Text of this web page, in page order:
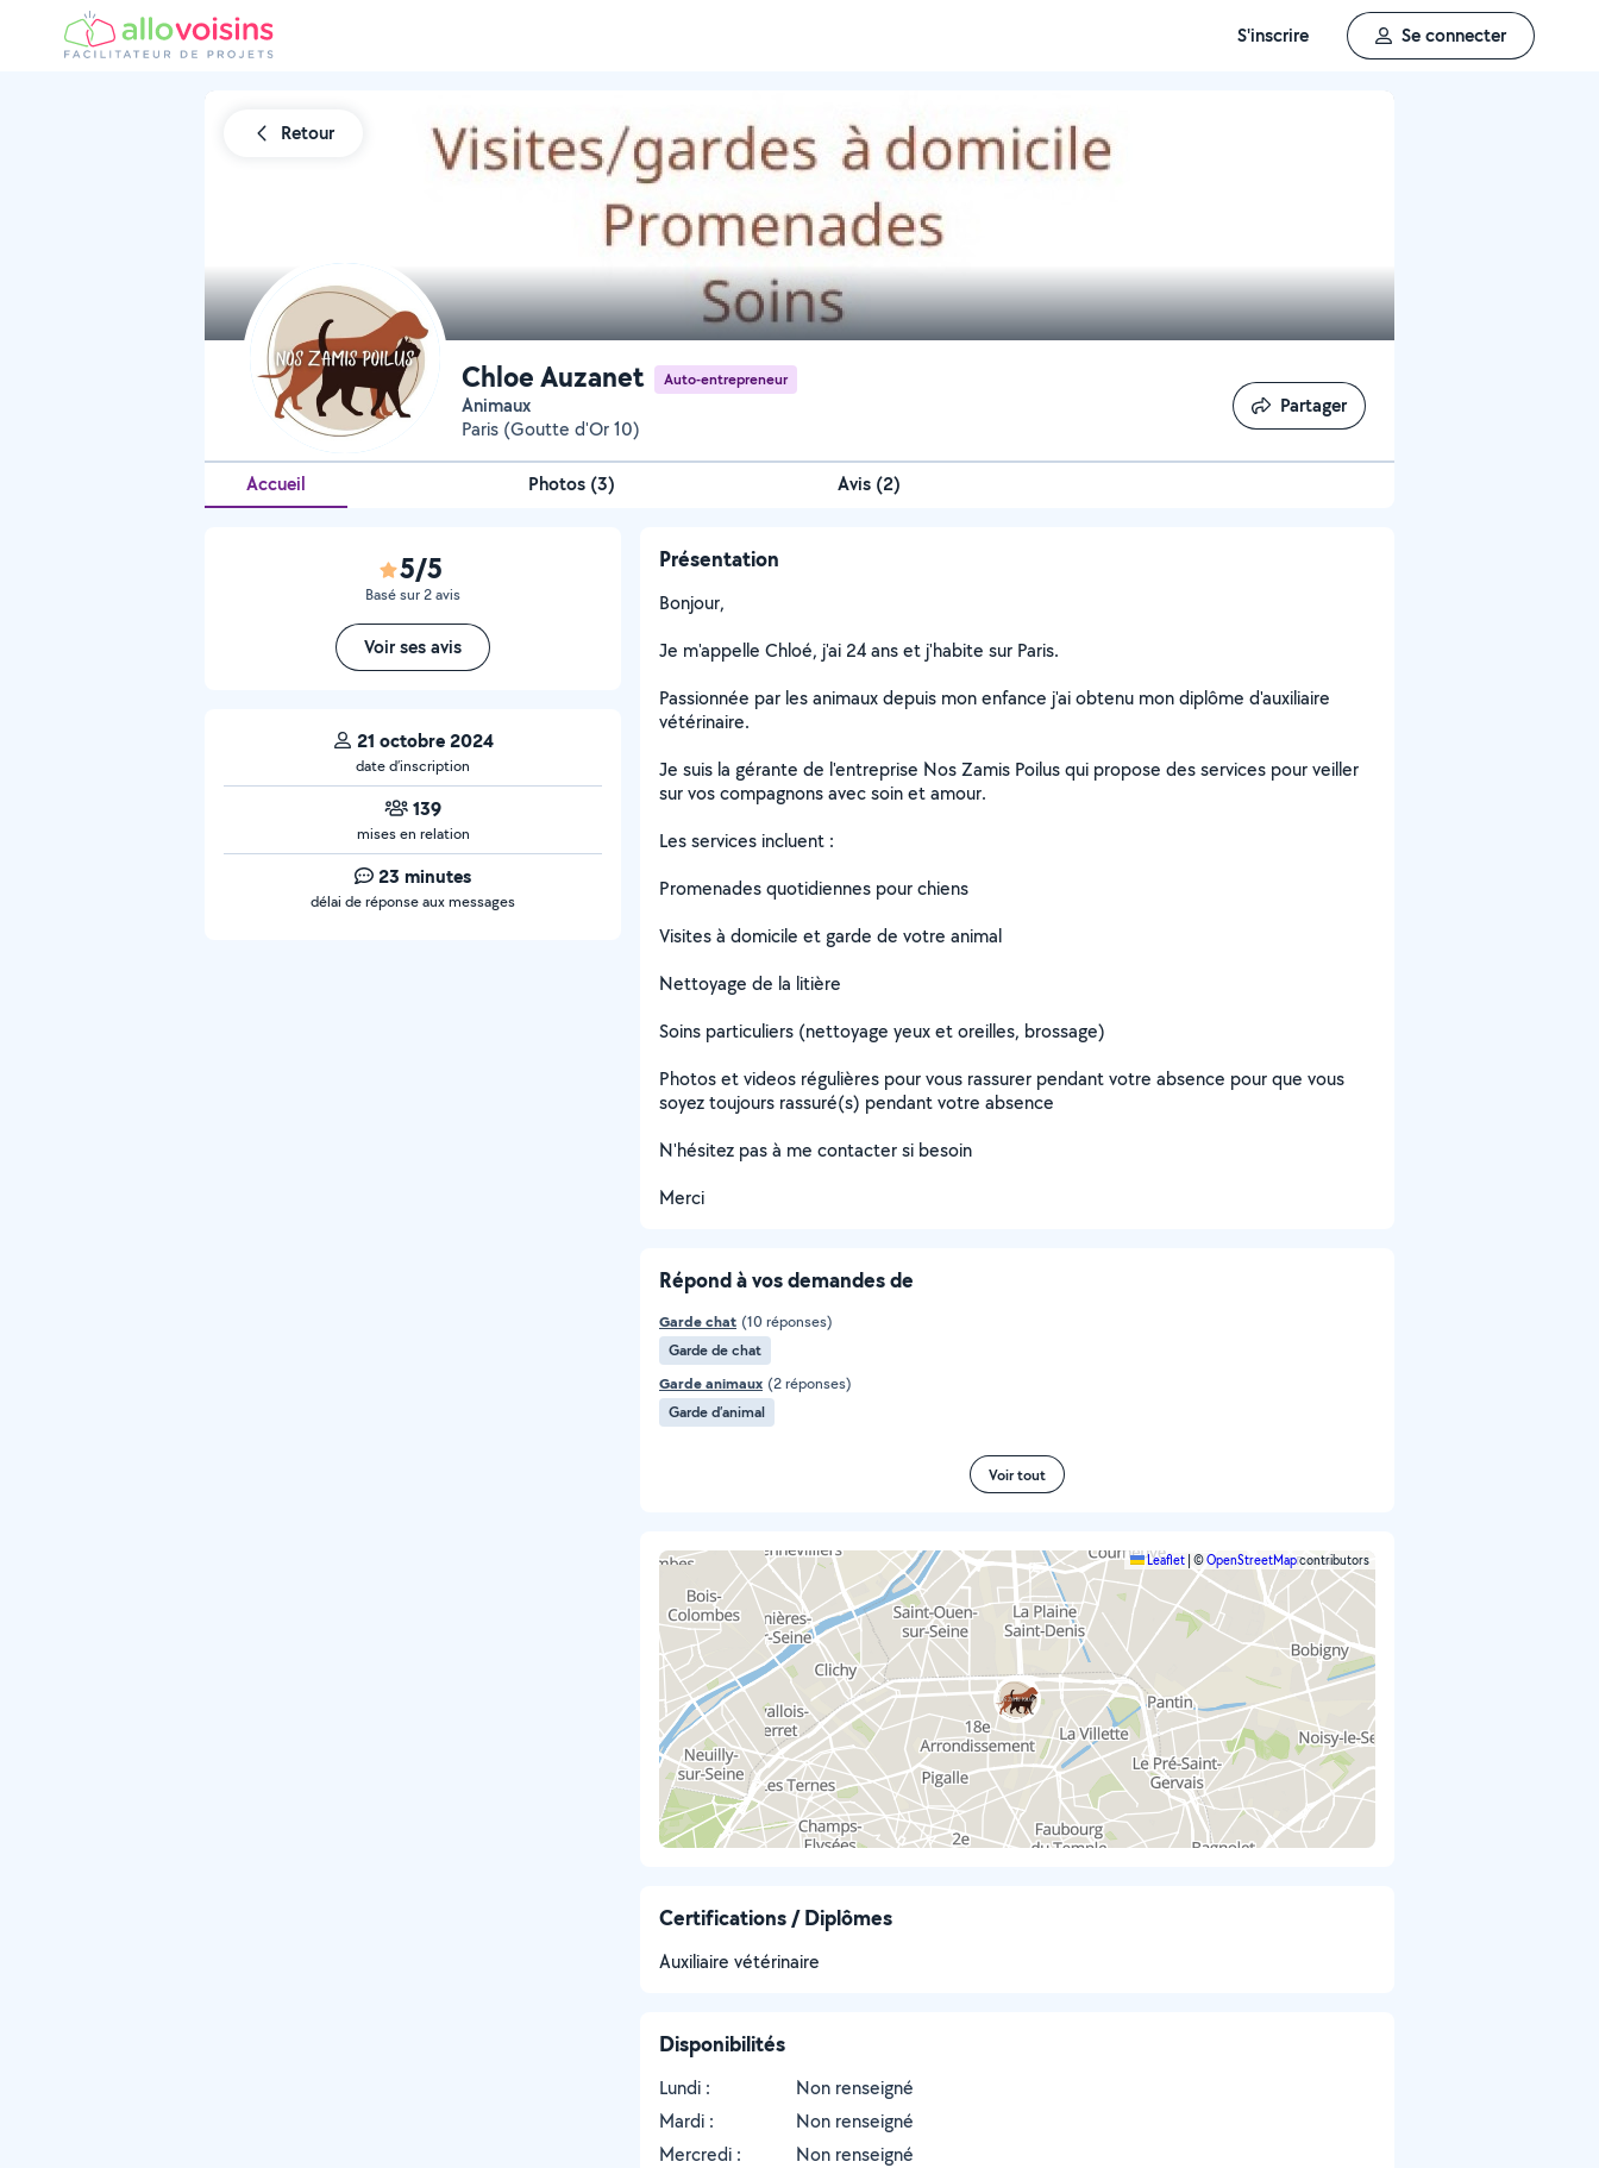
S'inscrire Se connecter
Retour
Chloe Auzanet Auto-entrepreneur
Animaux
Paris (Goutte d'Or 10)
Partager
Partager
Accueil Photos (3) Avis (2)
5/5
Basé sur 2 avis
Voir ses avis
21 octobre 2024
date d’inscription
139
mises en relation
23 minutes
délai de réponse aux messages
Présentation
Bonjour,
Je m'appelle Chloé, j'ai 24 ans et j'habite sur Paris.
Passionnée par les animaux depuis mon enfance j'ai obtenu mon diplôme d'auxiliaire
vétérinaire.
Je suis la gérante de l'entreprise Nos Zamis Poilus qui propose des services pour veiller
sur vos compagnons avec soin et amour.
Les services incluent :
Promenades quotidiennes pour chiens
Visites à domicile et garde de votre animal
Nettoyage de la litière
Soins particuliers (nettoyage yeux et oreilles, brossage)
Photos et videos régulières pour vous rassurer pendant votre absence pour que vous
soyez toujours rassuré(s) pendant votre absence
N'hésitez pas à me contacter si besoin
Merci
Répond à vos demandes de
Garde chat (10 réponses)
Garde de chat
Garde animaux (2 réponses)
Garde d’animal
Voir tout
Leaflet ©OpenStreetMapcontributors
Certifications / Diplômes
Auxiliaire vétérinaire
Disponibilités
Lundi :
Non renseigné
Mardi :
Non renseigné
Mercredi :
Non renseigné